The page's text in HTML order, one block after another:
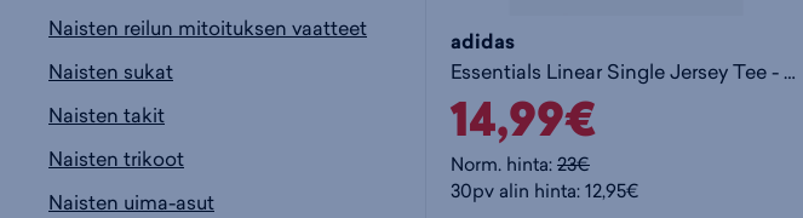
Naisten reilun mitoituksen vaatteet
Naisten sukat
Naisten takit
Naisten trikoot
Naisten uima-asut
adidas
Essentials Linear Single Jersey Tee - t-paita
14,99€
Norm. hinta:23€
30pv alin hinta: 12,95€